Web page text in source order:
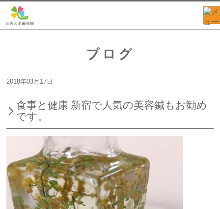
ブログ
2018年03月17日
食事と健康 新宿で人気の美容鍼もお勧め
です。